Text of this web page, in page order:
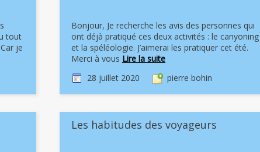
tout
je
Bonjour, Je recherche les avis des personnes qui
ont déjà pratiqué ces deux activités : le canyoning
et la spéléologie. J’aimerai les pratiquer cet été.
Merci à vous Lire la suite
28 juillet 2020
pierre bohin
Les habitudes des voyageurs